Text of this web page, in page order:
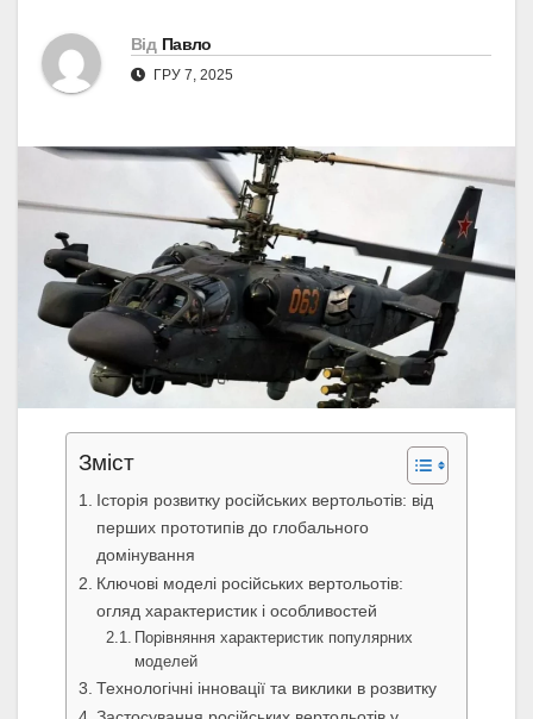
Від Павло
ГРУ 7, 2025
Зміст
Історія розвитку російських вертольотів: від
перших прототипів до глобального
домінування
Ключові моделі російських вертольотів:
огляд характеристик і особливостей
Порівняння характеристик популярних
моделей
Технологічні інновації та виклики в розвитку